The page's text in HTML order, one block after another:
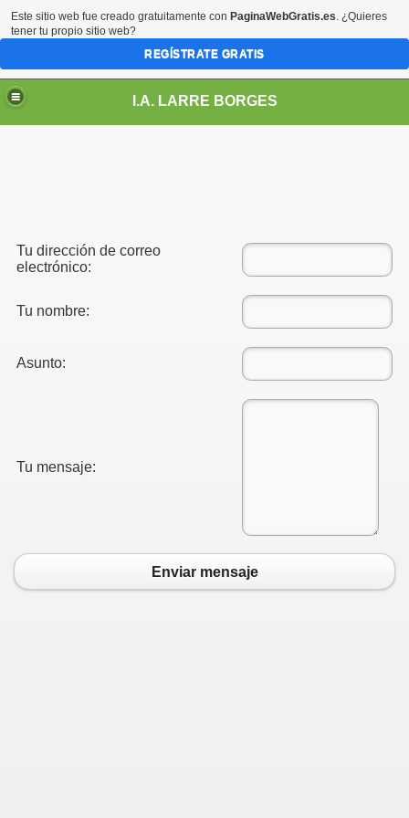
I.A. LARRE BORGES
Tu dirección de correo
electrónico:
Tu nombre:
Asunto:
Tu mensaje:
Enviar mensaje
Este sitio web fue creado gratuitamente con PaginaWebGratis.es. ¿Quieres
tener tu propio sitio web?
REGÍSTRATE GRATIS